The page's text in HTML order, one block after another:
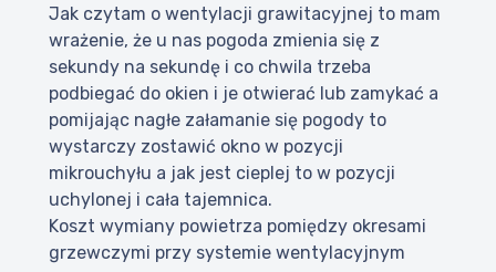
Jak czytam o wentylacji grawitacyjnej to mam
wrażenie, że u nas pogoda zmienia się z
sekundy na sekundę i co chwila trzeba
podbiegać do okien i je otwierać lub zamykać a
pomijając nagłe załamanie się pogody to
wystarczy zostawić okno w pozycji
mikrouchyłu a jak jest cieplej to w pozycji
uchylonej i cała tajemnica.
Koszt wymiany powietrza pomiędzy okresami
grzewczymi przy systemie wentylacyjnym